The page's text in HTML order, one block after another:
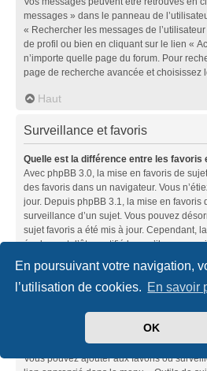
En poursuivant votre navigation,
l’utilisation de cookies. En savoir
OK
messages » dans le panneau de
« Rechercher les messages de
de profil ou bien en cliquant sur le lien «
n’importe quelle page du forum. Pour
page de recherche avancée et choisissez
Haut
Surveillance et favoris
Quelle est la différence entre les favoris
Avec phpBB 3.0, la mise en favoris de
des favoris dans un navigateur. Vous
jour. Depuis phpBB 3.1, la mise en favoris
surveillance d’un sujet. Vous pouvez
sujet favoris a été mis à jour. Cependant,
également d’être notifié lorsqu’il y a une
surveillances peuvent être configurées
l’utilisateur dans l’onglet « Préférences du
Comment mettre en favoris ou surveiller
Vous pouvez ajouter aux favoris ou